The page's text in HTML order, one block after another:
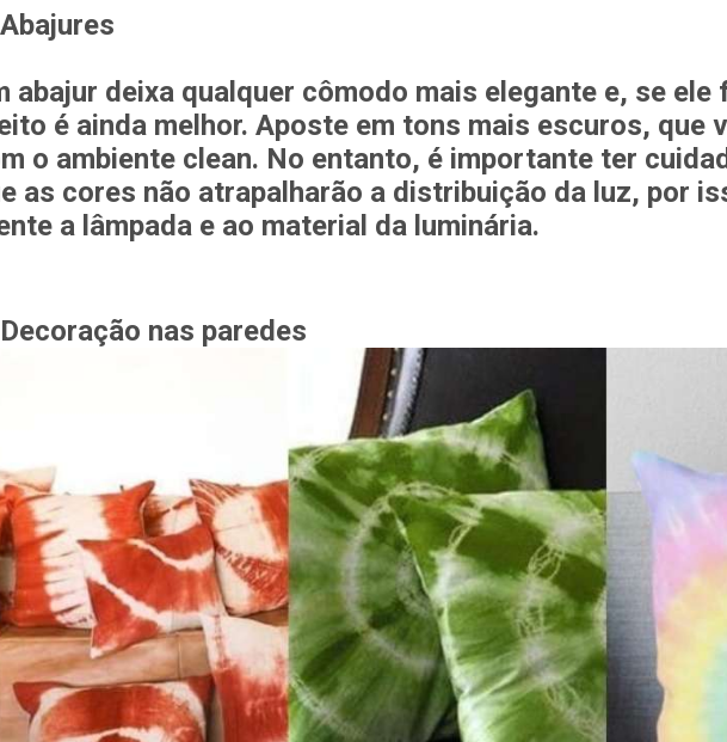
abajur deixa qualquer cômodo mais elegante e, se
é ainda melhor. Aposte em tons mais escuros, que
o ambiente clean. No entanto, é importante ter
as cores não atrapalharão a distribuição da luz, por
a lâmpada e ao material da luminária.
nas paredes